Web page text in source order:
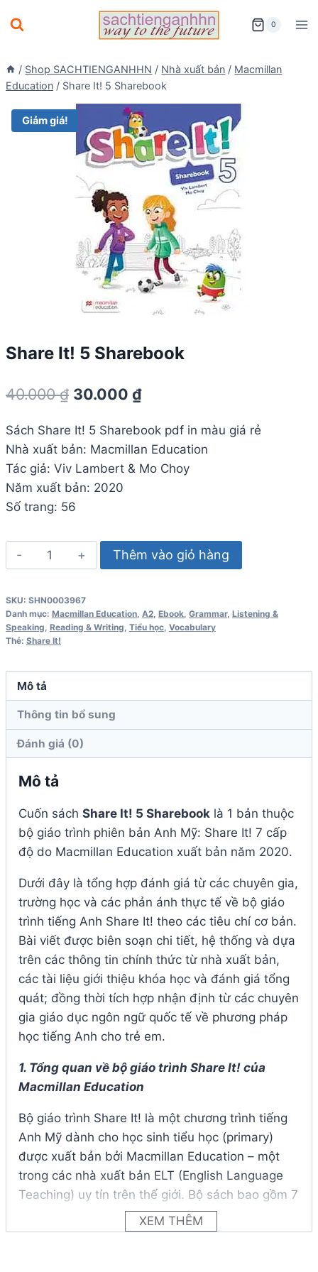
to
0
/ Shop SACHTIENGANHHN / Nhà xuất bản / Macmillan
Education / Share It! 5 Sharebook
Giảm giá!
Share It! 5 Sharebook
40.000₫ Giá
là:
40.000 ₫.
30.000 ₫Giá
tại
là:
Sách Share It! 5 Sharebook pdf in màu giá rẻ
Nhà xuất bản: Macmillan Education
Tác giả: Viv Lambert & Mo Choy
Năm xuất bản: 2020
Số trang: 56
Share
It!
Sharebook
số
lượng
Thêm vào giỏ hàng
SKU: SHN0003967
Danh mục: Macmillan Education A2 Ebook Grammar, Listening &
Speaking Reading & Writing Tiểu học Vocabulary
Thẻ: Share It!
Mô tả
Thông tin bổ sung
Đánh giá (0)
Mô tả
Cuốn sách Share It! 5 Sharebook là 1 bản thuộc
bộ giáo trình phiên bản Anh Mỹ: Share It! 7 cấp
độ do Macmillan Education xuất bản năm 2020.
Dưới đây là tổng hợp đánh giá từ các chuyên gia,
trường học và các phản ánh thực tế về bộ giáo
trình tiếng Anh Share It! theo các tiêu chí cơ bản.
Bài viết được biên soạn chi tiết, hệ thống và dựa
trên các thông tin chính thức từ nhà xuất bản,
các tài liệu giới thiệu khóa học và đánh giá tổng
quát; đồng thời tích hợp nhận định từ các chuyên
gia giáo dục ngôn ngữ quốc tế về phương pháp
học tiếng Anh cho trẻ em.
1. Tổng quan về bộ giáo trình Share It! của
Macmillan Education
Bộ giáo trình Share It! là một chương trình tiếng
Anh Mỹ dành cho học sinh tiểu học (primary)
được xuất bản bởi Macmillan Education – một
trong các nhà xuất bản ELT (English Language
Teaching) uy tín trên thế giới. Bộ sách bao gồm 7
cấp độ từ Starter đến Level 6, nhắm đến học
sinh từ 6–12 tuổi, tương đương các mức trình độ
XEM THÊM